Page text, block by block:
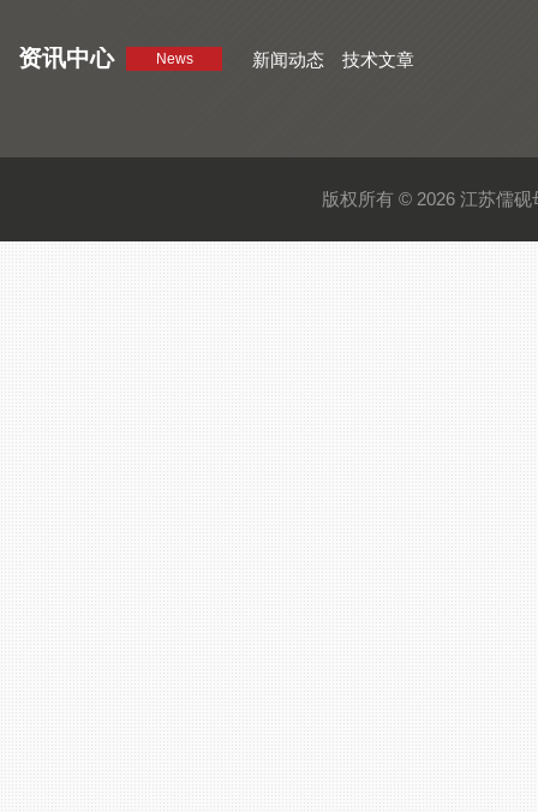
资讯中心 News 新闻动态 技术文章
版权所有 © 2026 江苏儒